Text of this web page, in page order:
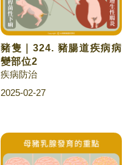
豬隻｜324. 豬腸道疾病病
變部位2
疾病防治
2025-02-27